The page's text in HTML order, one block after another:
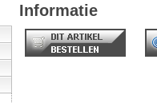
Informatie